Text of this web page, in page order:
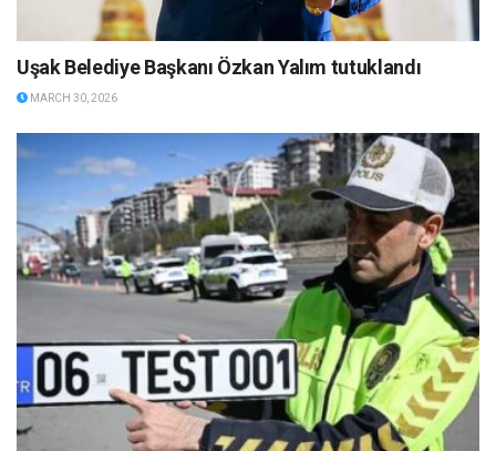
Uşak Belediye Başkanı Özkan Yalım tutuklandı
MARCH 30, 2026